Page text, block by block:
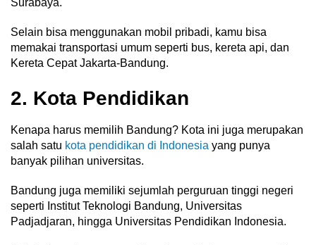
Surabaya.
Selain bisa menggunakan mobil pribadi, kamu bisa
memakai transportasi umum seperti bus, kereta api, dan
Kereta Cepat Jakarta-Bandung.
2. Kota Pendidikan
Kenapa harus memilih Bandung? Kota ini juga merupakan
salah satu kota pendidikan di Indonesia yang punya
banyak pilihan universitas.
Bandung juga memiliki sejumlah perguruan tinggi negeri
seperti Institut Teknologi Bandung, Universitas
Padjadjaran, hingga Universitas Pendidikan Indonesia.